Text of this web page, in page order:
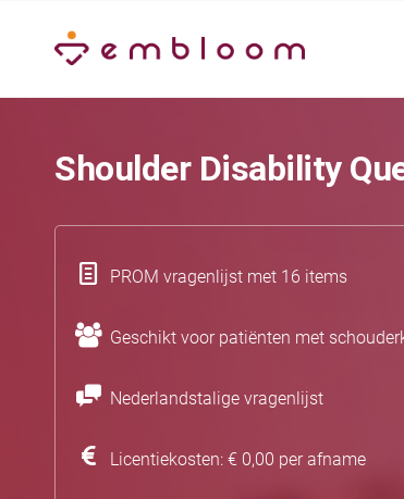
Shoulder Disability
PROM vragenlijst met 16 items
Geschikt voor patiënten met
Nederlandstalige vragenlijst
Licentiekosten: € 0,00 per afname